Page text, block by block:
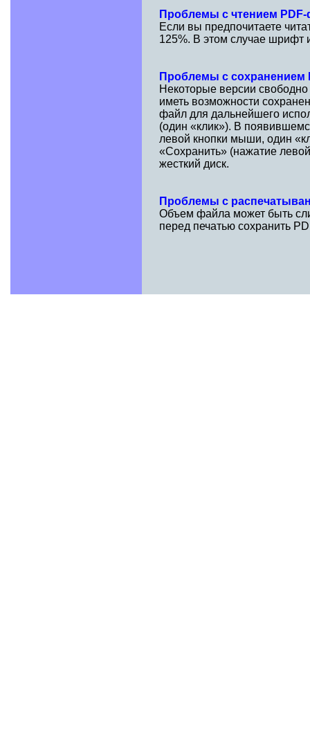
Проблемы с чтением
Если вы предпочитаете
125%. В этом случае шрифт
Проблемы с сохранением
Некоторые версии
иметь возможности
файл для дальнейшего
(один «клик»). В
левой кнопки мыши, один
«Сохранить» (нажатие
жесткий диск.
Проблемы с
Объем файла может быть
перед печатью сохранить